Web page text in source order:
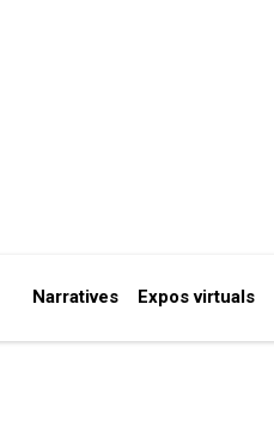
Narratives Expos virtuals